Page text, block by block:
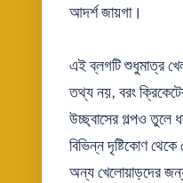
আদর্শ জায়গা।
এই ব্লগটি শুধুমাত্র
তথ্য নয়, বরং
উচ্ছ্বাসের গল্পও তুলে
বিভিন্ন দৃষ্টিকোণ
অন্য খেলোয়াড়দের